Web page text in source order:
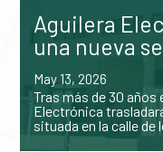
Aguilera
una nueva
May 13, 2026
Tras más de 30 años
Electrónica
situada en la calle de